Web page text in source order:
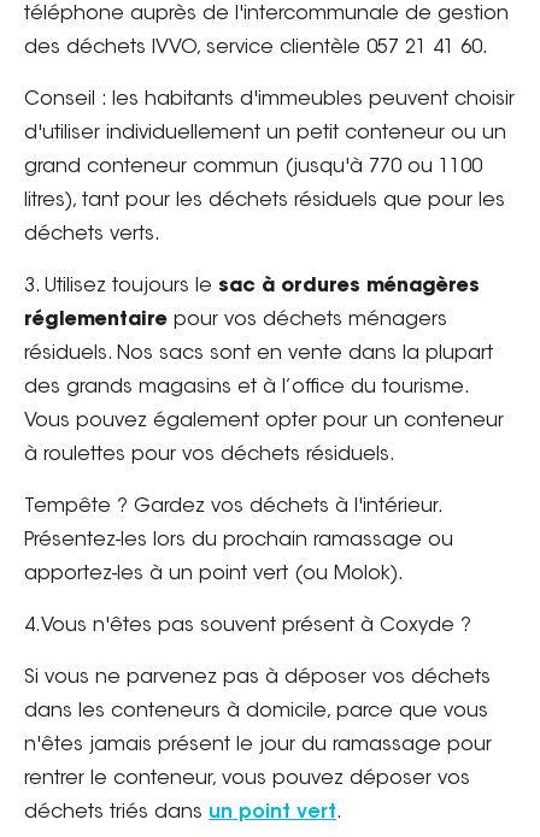
téléphone auprès de l'intercommunale de gestion
des déchets IVVO, service clientèle 057 21 41 60.
Conseil : les habitants d'immeubles peuvent choisir
d'utiliser individuellement un petit conteneur ou un
grand conteneur commun (jusqu'à 770 ou 1100
litres), tant pour les déchets résiduels que pour les
déchets verts.
3. Utilisez toujours le sac à ordures ménagères
réglementaire pour vos déchets ménagers
résiduels. Nos sacs sont en vente dans la plupart
des grands magasins et à l’office du tourisme.
Vous pouvez également opter pour un conteneur
à roulettes pour vos déchets résiduels.
Tempête ? Gardez vos déchets à l'intérieur.
Présentez-les lors du prochain ramassage ou
apportez-les à un point vert (ou Molok).
4.Vous n'êtes pas souvent présent à Coxyde ?
Si vous ne parvenez pas à déposer vos déchets
dans les conteneurs à domicile, parce que vous
n'êtes jamais présent le jour du ramassage pour
rentrer le conteneur, vous pouvez déposer vos
déchets triés dans un point vert.